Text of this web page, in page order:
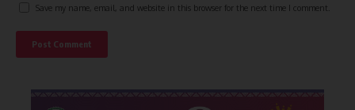
Save my name, email, and website in this browser for the next time I comment.